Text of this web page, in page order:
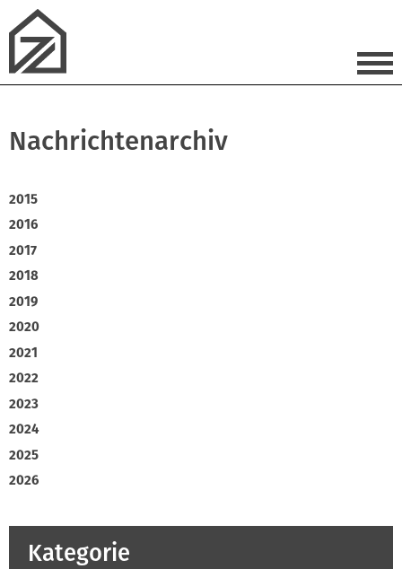
Nachrichtenarchiv
2015
2016
2017
2018
2019
2020
2021
2022
2023
2024
2025
2026
Kategorie